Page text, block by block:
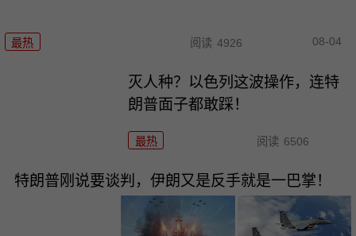
最热 阅读 4926 08-04
灭人种？以色列这波操作，连特
朗普面子都敢踩！
最热 阅读 6506
特朗普刚说要谈判，伊朗又是反手就是一巴掌！